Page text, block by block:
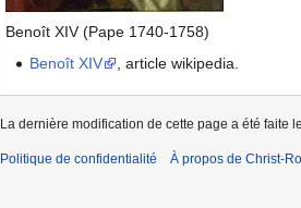
Benoît XIV (Pape 1740-1758)
Benoît XIV
, article wikipedia.
La dernière modification de cette page a été faite
Politique de confidentialité À propos de Christ-